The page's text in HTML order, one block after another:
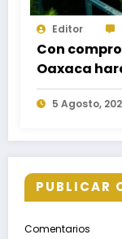
Editor
Con
Oaxaca
Nacional
5 Agosto,
PUBLICAR
Comentarios